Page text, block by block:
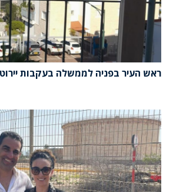
ראש העיר בפניה לממשלה בעקבות